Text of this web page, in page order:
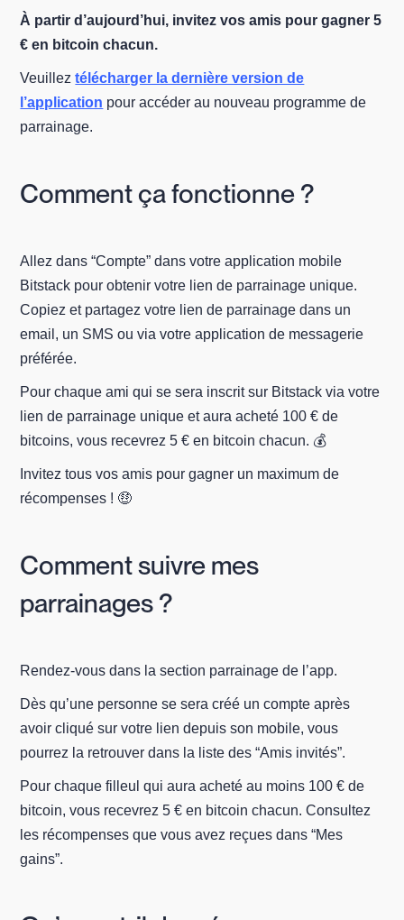
À partir d’aujourd’hui, invitez vos amis pour gagner 5
€ en bitcoin chacun.
Veuilleztélécharger la dernière version de
l’application pour accéder au nouveau programme de
parrainage.
Comment ça fonctionne ?
Allez dans “Compte” dans votre application mobile
Bitstack pour obtenir votre lien de parrainage unique.
Copiez et partagez votre lien de parrainage dans un
email, un SMS ou via votre application de messagerie
préférée.
Pour chaque ami qui se sera inscrit sur Bitstack via votre
lien de parrainage unique et aura acheté 100 € de
bitcoins, vous recevrez 5 € en bitcoin chacun. 💰
Invitez tous vos amis pour gagner un maximum de
récompenses ! 🤑
Comment suivre mes
parrainages ?
Rendez-vous dans la section parrainage de l’app.
Dès qu’une personne se sera créé un compte après
avoir cliqué sur votre lien depuis son mobile, vous
pourrez la retrouver dans la liste des “Amis invités”.
Pour chaque filleul qui aura acheté au moins 100 € de
bitcoin, vous recevrez 5 € en bitcoin chacun. Consultez
les récompenses que vous avez reçues dans “Mes
gains”.